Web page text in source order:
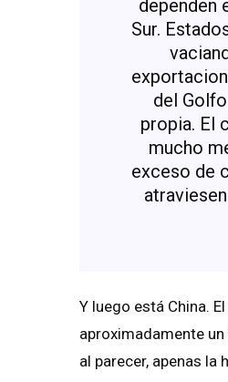
dependen
Sur.
del
propia. El
mucho
exceso de
Y luego está China.
aproximadamente
al parecer, apenas la